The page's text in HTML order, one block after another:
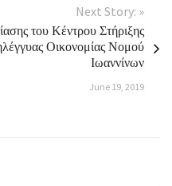
Next Story: »
του Κέντρου Στήριξης
Οικονομίας Νομού
Ιωαννίνων
June 19, 2019